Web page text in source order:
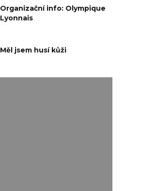
Organizační info: Olympique
Lyonnais
Měl jsem husí kůži